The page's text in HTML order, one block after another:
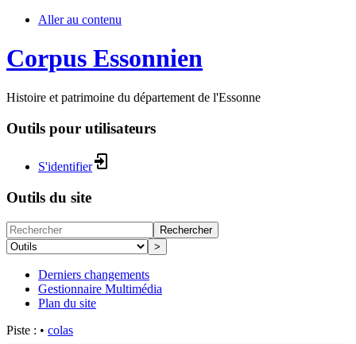
Aller au contenu
Corpus Essonnien
Histoire et patrimoine du département de l'Essonne
Outils pour utilisateurs
S'identifier
Outils du site
Rechercher
>
Derniers changements
Gestionnaire Multimédia
Plan du site
Piste : • colas